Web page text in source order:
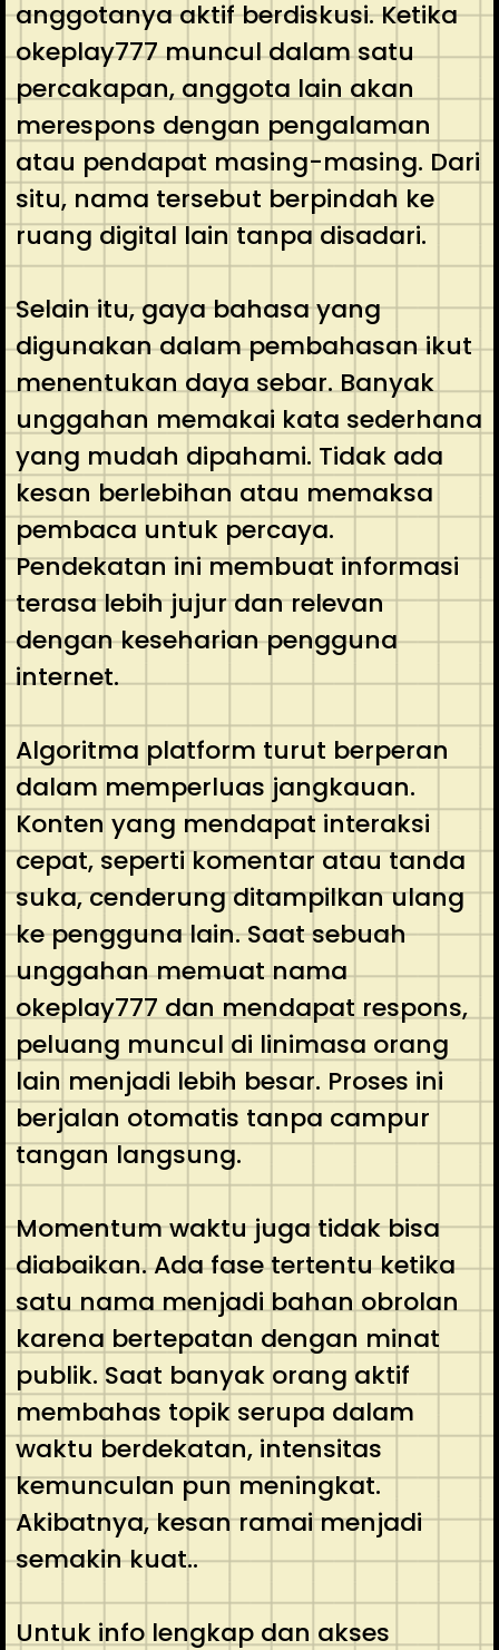
anggotanya aktif berdiskusi. Ketika
okeplay777 muncul dalam satu
percakapan, anggota lain akan
merespons dengan pengalaman
atau pendapat masing-masing. Dari
situ, nama tersebut berpindah ke
ruang digital lain tanpa disadari.
Selain itu, gaya bahasa yang
digunakan dalam pembahasan ikut
menentukan daya sebar. Banyak
unggahan memakai kata sederhana
yang mudah dipahami. Tidak ada
kesan berlebihan atau memaksa
pembaca untuk percaya.
Pendekatan ini membuat informasi
terasa lebih jujur dan relevan
dengan keseharian pengguna
internet.
Algoritma platform turut berperan
dalam memperluas jangkauan.
Konten yang mendapat interaksi
cepat, seperti komentar atau tanda
suka, cenderung ditampilkan ulang
ke pengguna lain. Saat sebuah
unggahan memuat nama
okeplay777 dan mendapat respons,
peluang muncul di linimasa orang
lain menjadi lebih besar. Proses ini
berjalan otomatis tanpa campur
tangan langsung.
Momentum waktu juga tidak bisa
diabaikan. Ada fase tertentu ketika
satu nama menjadi bahan obrolan
karena bertepatan dengan minat
publik. Saat banyak orang aktif
membahas topik serupa dalam
waktu berdekatan, intensitas
kemunculan pun meningkat.
Akibatnya, kesan ramai menjadi
semakin kuat..
Untuk info lengkap dan akses